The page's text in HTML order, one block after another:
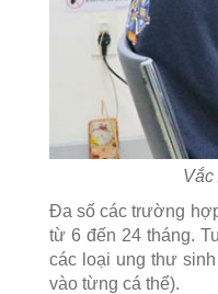
Vắc
Đa số các trường
từ 6 đến 24 tháng.
các loại ung thư
vào từng cá thể).